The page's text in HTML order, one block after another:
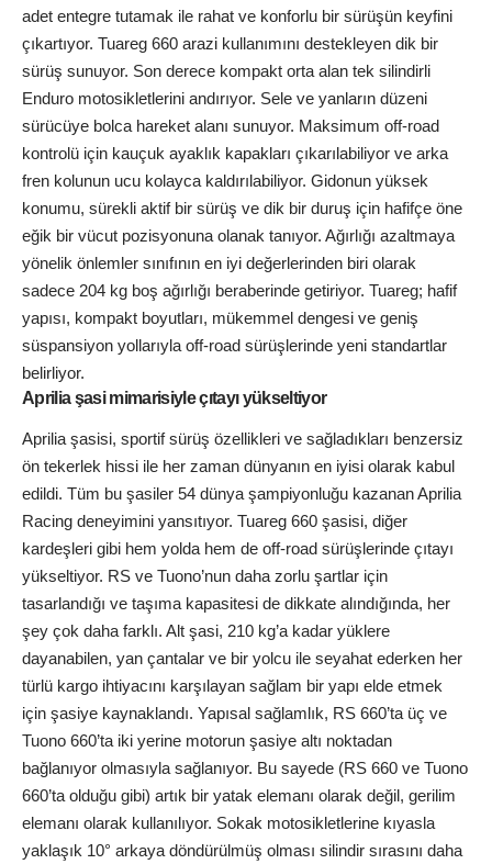
adet entegre tutamak ile rahat ve konforlu bir sürüşün keyfini
çıkartıyor. Tuareg 660 arazi kullanımını destekleyen dik bir
sürüş sunuyor. Son derece kompakt orta alan tek silindirli
Enduro motosikletlerini andırıyor. Sele ve yanların düzeni
sürücüye bolca hareket alanı sunuyor. Maksimum off-road
kontrolü için kauçuk ayaklık kapakları çıkarılabiliyor ve arka
fren kolunun ucu kolayca kaldırılabiliyor. Gidonun yüksek
konumu, sürekli aktif bir sürüş ve dik bir duruş için hafifçe öne
eğik bir vücut pozisyonuna olanak tanıyor. Ağırlığı azaltmaya
yönelik önlemler sınıfının en iyi değerlerinden biri olarak
sadece 204 kg boş ağırlığı beraberinde getiriyor. Tuareg; hafif
yapısı, kompakt boyutları, mükemmel dengesi ve geniş
süspansiyon yollarıyla off-road sürüşlerinde yeni standartlar
belirliyor.
Aprilia şasi mimarisiyle çıtayı yükseltiyor
Aprilia şasisi, sportif sürüş özellikleri ve sağladıkları benzersiz
ön tekerlek hissi ile her zaman dünyanın en iyisi olarak kabul
edildi. Tüm bu şasiler 54 dünya şampiyonluğu kazanan Aprilia
Racing deneyimini yansıtıyor. Tuareg 660 şasisi, diğer
kardeşleri gibi hem yolda hem de off-road sürüşlerinde çıtayı
yükseltiyor. RS ve Tuono’nun daha zorlu şartlar için
tasarlandığı ve taşıma kapasitesi de dikkate alındığında, her
şey çok daha farklı. Alt şasi, 210 kg’a kadar yüklere
dayanabilen, yan çantalar ve bir yolcu ile seyahat ederken her
türlü kargo ihtiyacını karşılayan sağlam bir yapı elde etmek
için şasiye kaynaklandı. Yapısal sağlamlık, RS 660’ta üç ve
Tuono 660’ta iki yerine motorun şasiye altı noktadan
bağlanıyor olmasıyla sağlanıyor. Bu sayede (RS 660 ve Tuono
660’ta olduğu gibi) artık bir yatak elemanı olarak değil, gerilim
elemanı olarak kullanılıyor. Sokak motosikletlerine kıyasla
yaklaşık 10° arkaya döndürülmüş olması silindir sırasını daha